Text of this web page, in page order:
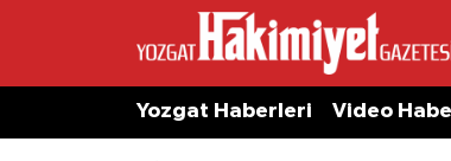
Yozgat Haberleri Video